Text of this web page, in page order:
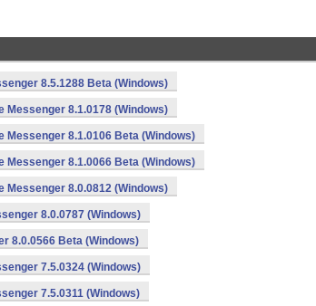
8.5.1288 Beta (Windows)
Messenger 8.1.0178 (Windows)
Messenger 8.1.0106 Beta (Windows)
Messenger 8.1.0066 Beta (Windows)
Messenger 8.0.0812 (Windows)
8.0.0787 (Windows)
8.0.0566 Beta (Windows)
7.5.0324 (Windows)
7.5.0311 (Windows)